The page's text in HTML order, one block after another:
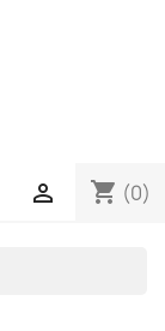
shopping_cart (0)
